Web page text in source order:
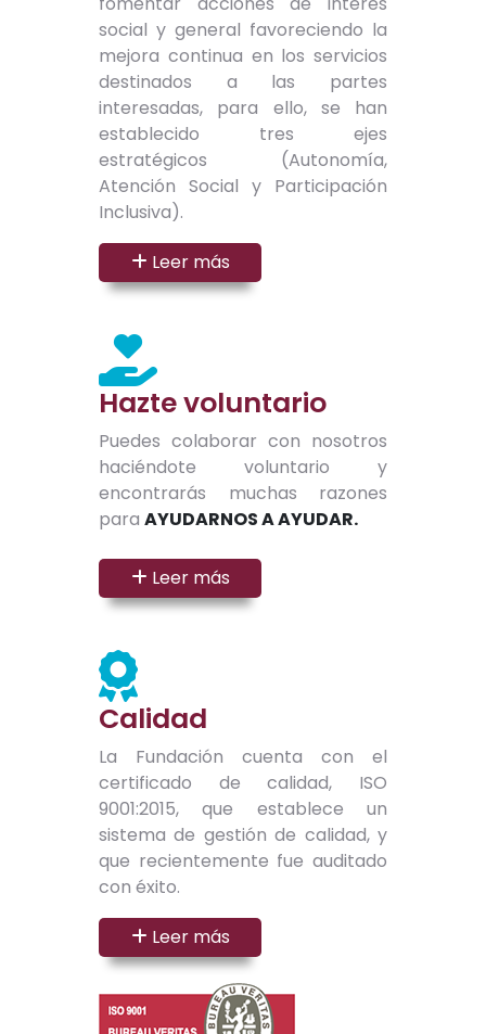
social y general favoreciendo la
mejora continua en los servicios
destinados a las partes
interesadas, para ello, se han
establecido tres ejes
estratégicos (Autonomía,
Atención Social y Participación
Inclusiva).
Leer más
Hazte voluntario
Puedes colaborar con nosotros
haciéndote voluntario y
encontrarás muchas razones
para AYUDARNOS A AYUDAR.
Leer más
Calidad
La Fundación cuenta con el
certificado de calidad, ISO
9001:2015, que establece un
sistema de gestión de calidad, y
que recientemente fue auditado
con éxito.
Leer más